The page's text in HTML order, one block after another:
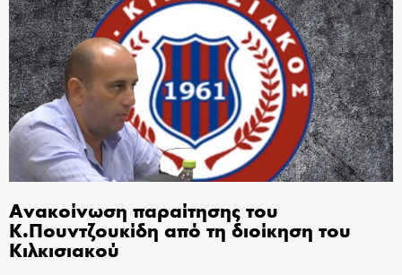
Ανακοίνωση παραίτησης του
Κ.Πουντζουκίδη από τη διοίκηση του
Κιλκισιακού